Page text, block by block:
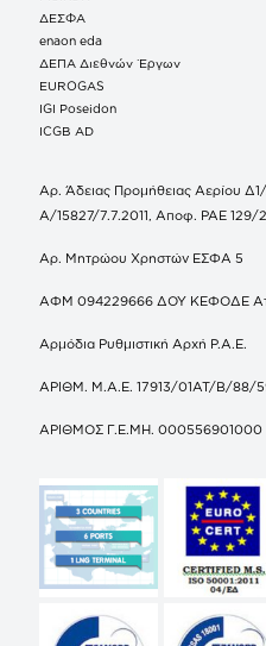
ΔΕΣΦΑ
enaon eda
ΔΕΠΑ Διεθνών Έργων
EUROGAS
IGI Poseidon
ICGB AD
Αρ. Άδειας Προμήθειας Αερίου
Α/15827/7.7.2011, Αποφ. ΡΑΕ
Αρ. Μητρώου Χρηστών ΕΣΦΑ 5
ΑΦΜ 094229666 ΔΟΥ ΚΕΦΟΔΕ
Αρμόδια Ρυθμιστική Αρχή Ρ.Α.Ε.
ΑΡΙΘΜ. Μ.Α.Ε. 17913/01ΑΤ/Β/88/
ΑΡΙΘΜΟΣ Γ.Ε.ΜΗ. 000556901000